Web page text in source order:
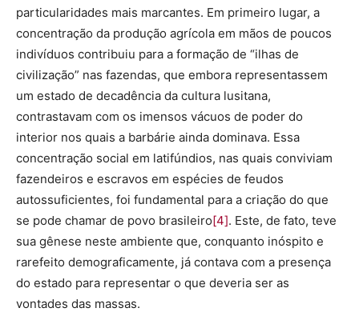
particularidades mais marcantes. Em primeiro lugar, a
concentração da produção agrícola em mãos de poucos
indivíduos contribuiu para a formação de “ilhas de
civilização” nas fazendas, que embora representassem
um estado de decadência da cultura lusitana,
contrastavam com os imensos vácuos de poder do
interior nos quais a barbárie ainda dominava. Essa
concentração social em latifúndios, nas quais conviviam
fazendeiros e escravos em espécies de feudos
autossuficientes, foi fundamental para a criação do que
se pode chamar de povo brasileiro[4]. Este, de fato, teve
sua gênese neste ambiente que, conquanto inóspito e
rarefeito demograficamente, já contava com a presença
do estado para representar o que deveria ser as
vontades das massas.